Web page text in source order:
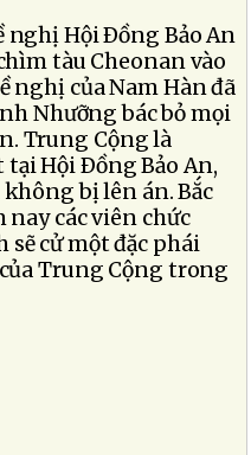
nghị Hội Ðồng Bảo An
tàu Cheonan vào
nghị của Nam Hàn đã
Nhưỡng bác bỏ mọi
Trung Cộng là
Hội Ðồng Bảo An,
bị lên án. Bắc
nay các viên chức
cử một đặc phái
Trung Cộng trong